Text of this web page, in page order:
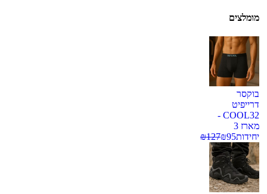
מומלצים
בוקסר
דרייפיט
COOL32 -
מארז 3
יחידות
₪95
₪127